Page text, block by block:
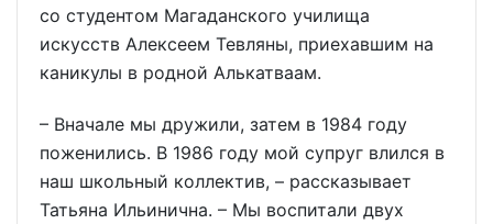
со студентом Магаданского училища
искусств Алексеем Тевляны, приехавшим на
каникулы в родной Алькатваам.
– Вначале мы дружили, затем в 1984 году
поженились. В 1986 году мой супруг влился в
наш школьный коллектив, – рассказывает
Татьяна Ильинична. – Мы воспитали двух